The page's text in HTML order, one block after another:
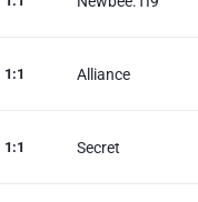
Alliance
1 :1
Secret
1 :1